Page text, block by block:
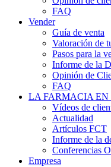
FAQ
Vender
Guía de venta
Valoración de
Pasos para la
Informe de la
Opinión de
FAQ
LA FARMACIA EN
Vídeos de
Actualidad
Artículos FCT
Informe de la
Conferencias
Empresa